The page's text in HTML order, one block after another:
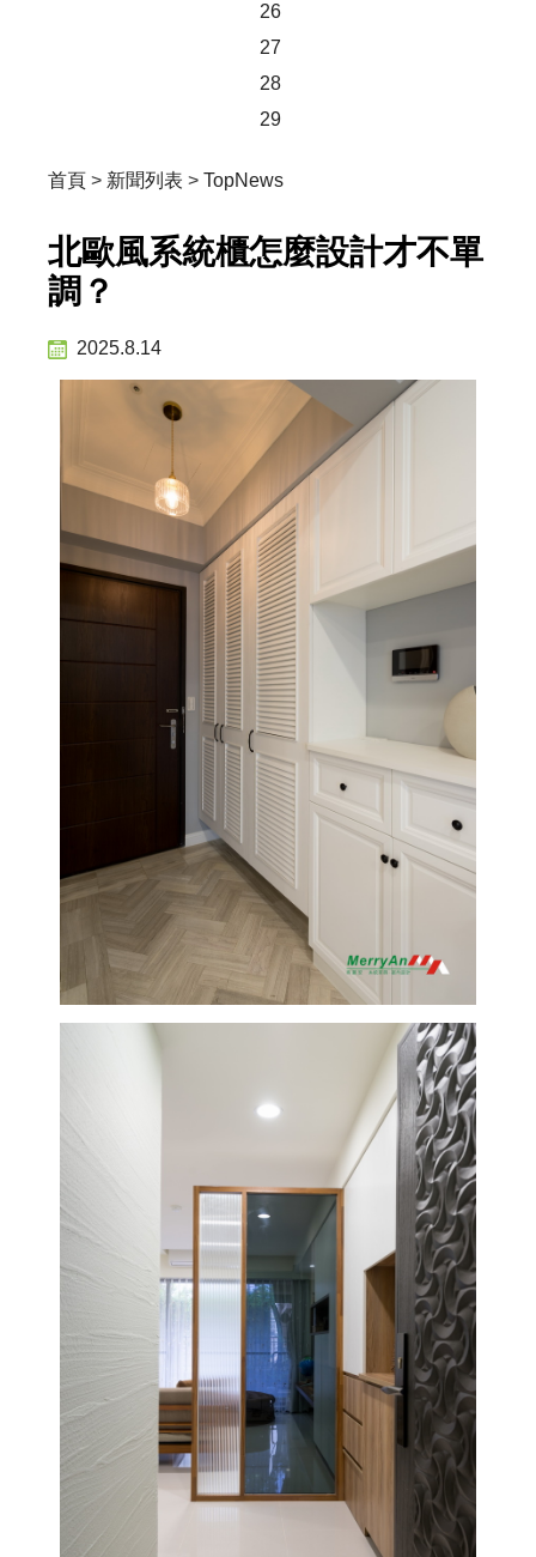
26
27
28
29
首頁 > 新聞列表 > TopNews
北歐風系統櫃怎麼設計才不單
調？
2025.8.14